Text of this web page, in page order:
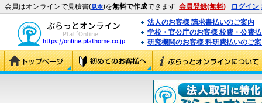
会員はオンラインで見積書(見本)を無料で作成できます 会員登録(無料) ログイン
法人のお客様 請求書払いのご案内
学校・官公庁のお客様 校費・公費
研究機関のお客様 科研費払いのご